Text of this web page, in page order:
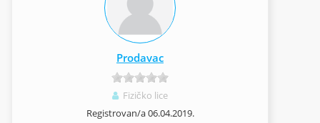
Prodavac
Fizičko lice
Registrovan/a 06.04.2019.